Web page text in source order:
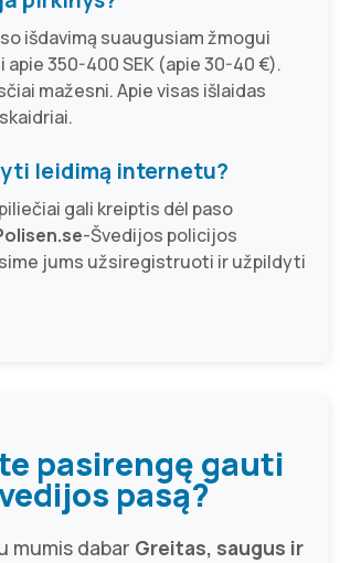
išdavimą suaugusiam žmogui
apie 350-400 SEK (apie 30-40 €).
mažesni. Apie visas išlaidas
leidimą internetu?
gali kreiptis dėl paso
-Švedijos policijos
jums užsiregistruoti ir užpildyti
pasirengę gauti
pasą?
mumis dabar Greitas, saugus ir